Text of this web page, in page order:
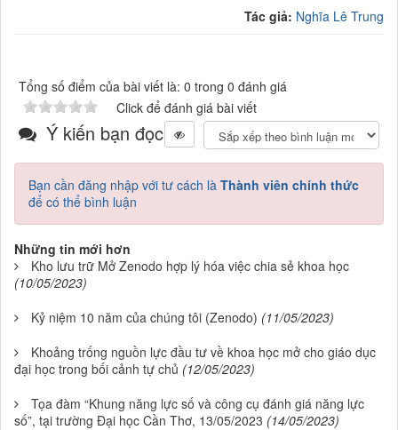
Tác giả: Nghĩa Lê Trung
Tổng số điểm của bài viết là: 0 trong 0 đánh giá
Click để đánh giá bài viết
Ý kiến bạn đọc
Bạn cần đăng nhập với tư cách là Thành viên chính thức
để có thể bình luận
Những tin mới hơn
Kho lưu trữ Mở Zenodo hợp lý hóa việc chia sẻ khoa học
(10/05/2023)
Kỷ niệm 10 năm của chúng tôi (Zenodo) (11/05/2023)
Khoảng trống nguồn lực đầu tư về khoa học mở cho giáo dục
đại học trong bối cảnh tự chủ (12/05/2023)
Tọa đàm “Khung năng lực số và công cụ đánh giá năng lực
số”, tại trường Đại học Cần Thơ, 13/05/2023 (14/05/2023)